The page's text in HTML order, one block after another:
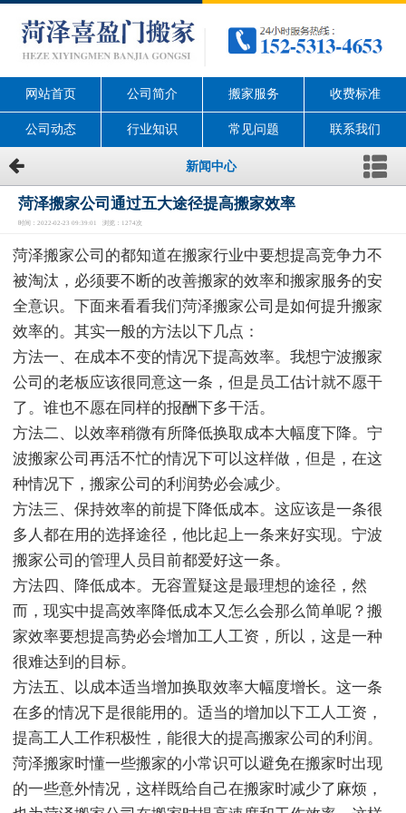
网站首页 公司简介 搬家服务 收费标准
公司动态 行业知识 常见问题 联系我们
新闻中心
菏泽搬家公司通过五大途径提高搬家效率
时间：2022-02-23 09:39:01 浏览：1274次
菏泽搬家公司的都知道在搬家行业中要想提高竞争力不
被淘汰，必须要不断的改善搬家的效率和搬家服务的安
全意识。下面来看看我们菏泽搬家公司是如何提升搬家
效率的。其实一般的方法以下几点：
方法一、在成本不变的情况下提高效率。我想宁波搬家
公司的老板应该很同意这一条，但是员工估计就不愿干
了。谁也不愿在同样的报酬下多干活。
方法二、以效率稍微有所降低换取成本大幅度下降。宁
波搬家公司再活不忙的情况下可以这样做，但是，在这
种情况下，搬家公司的利润势必会减少。
方法三、保持效率的前提下降低成本。这应该是一条很
多人都在用的选择途径，他比起上一条来好实现。宁波
搬家公司的管理人员目前都爱好这一条。
方法四、降低成本。无容置疑这是最理想的途径，然
而，现实中提高效率降低成本又怎么会那么简单呢？搬
家效率要想提高势必会增加工人工资，所以，这是一种
很难达到的目标。
方法五、以成本适当增加换取效率大幅度增长。这一条
在多的情况下是很能用的。适当的增加以下工人工资，
提高工人工作积极性，能很大的提高搬家公司的利润。
菏泽搬家时懂一些搬家的小常识可以避免在搬家时出现
的一些意外情况，这样既给自己在搬家时减少了麻烦，